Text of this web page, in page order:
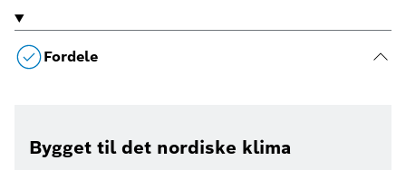
Fordele
Bygget til det nordiske klima